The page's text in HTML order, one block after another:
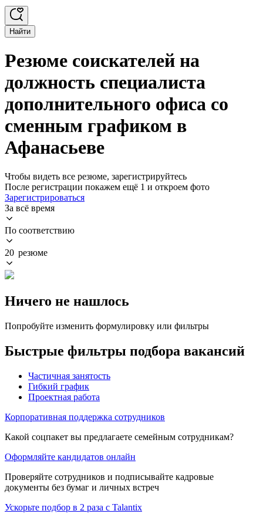
Найти
Резюме соискателей на
должность специалиста
дополнительного офиса со
сменным графиком в
Афанасьеве
Чтобы видеть все резюме, зарегистрируйтесь
После регистрации покажем ещё 1 и откроем фото
Зарегистрироваться
За всё время
По соответствию
20 резюме
Ничего не нашлось
Попробуйте изменить формулировку или фильтры
Быстрые фильтры подбора вакансий
Частичная занятость
Гибкий график
Проектная работа
Корпоративная поддержка сотрудников
Какой соцпакет вы предлагаете семейным сотрудникам?
Оформляйте кандидатов онлайн
Проверяйте сотрудников и подписывайте кадровые
документы без бумаг и личных встреч
Ускорьте подбор в 2 раза с Talantix